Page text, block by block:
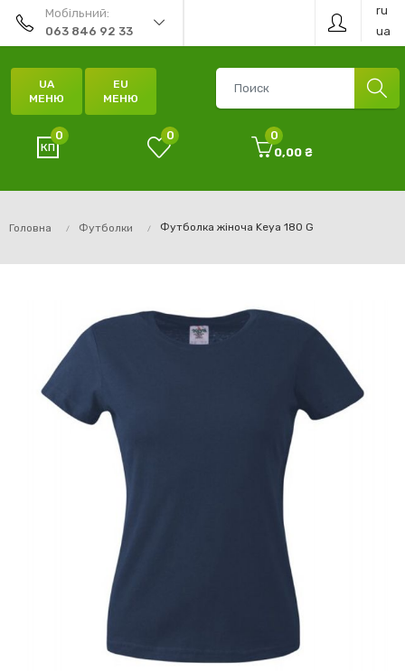
Мобільний:
063 846 92 33
ru
ua
UA
МЕНЮ
EU
МЕНЮ
0 0
0
0,00 ₴
Головна Футболки Футболка жіноча Keya 180 G